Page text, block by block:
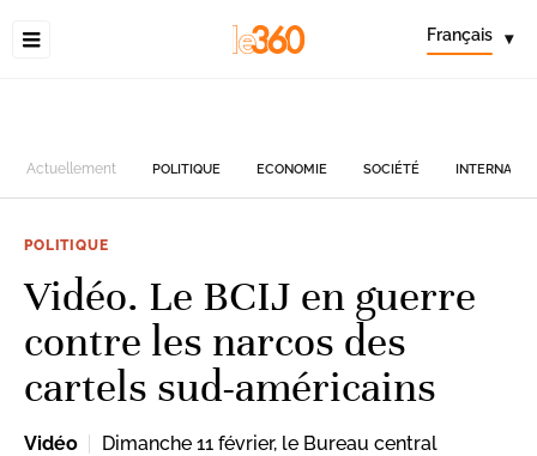
Français ▾
Actuellement POLITIQUE ECONOMIE SOCIÉTÉ
POLITIQUE
Vidéo. Le BCIJ en guerre
contre les narcos des
cartels sud-américains
Vidéo
Dimanche 11 février, le Bureau central